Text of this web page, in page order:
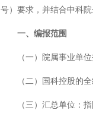
号）要求，并结合中科
一、编报范围
（一）院属事业单
（二）国科控股的
（三）汇总单位：